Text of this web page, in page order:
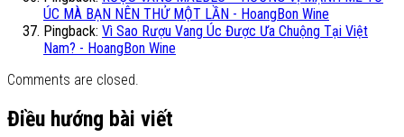
ÚC MÀ BẠN NÊN THỬ MỘT LẦN - HoangBon Wine
Pingback: Vì Sao Rượu Vang Úc Được Ưa Chuộng Tại Việt
Nam? - HoangBon Wine
Comments are closed.
Điều hướng bài viết